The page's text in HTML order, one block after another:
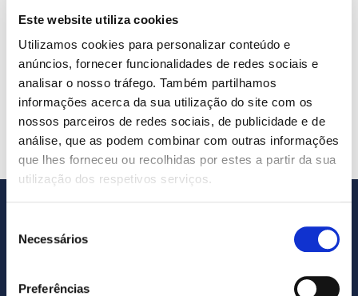
Este website utiliza cookies
Utilizamos cookies para personalizar conteúdo e
anúncios, fornecer funcionalidades de redes sociais e
analisar o nosso tráfego. Também partilhamos
informações acerca da sua utilização do site com os
nossos parceiros de redes sociais, de publicidade e de
análise, que as podem combinar com outras informações
que lhes forneceu ou recolhidas por estes a partir da sua
utilização dos respetivos serviços.
Necessários
Preferências
Hora:
Series:
SAFT
IMI IRC (3º pagamento por conta)